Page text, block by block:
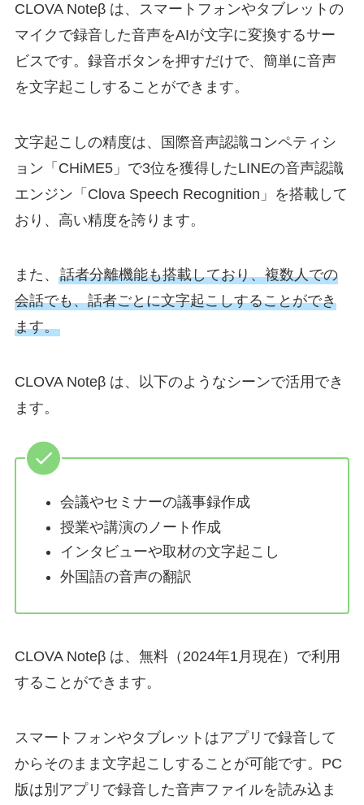
CLOVA Noteβ は、スマートフォンやタブレットの
マイクで録音した音声をAIが文字に変換するサー
ビスです。録音ボタンを押すだけで、簡単に音声
を文字起こしすることができます。
文字起こしの精度は、国際音声認識コンペティシ
ョン「CHiME5」で3位を獲得したLINEの音声認識
エンジン「Clova Speech Recognition」を搭載して
おり、高い精度を誇ります。
また、 話者分離機能も搭載しており、複数人での
会話でも、話者ごとに文字起こしすることができ
ます。
CLOVA Noteβ は、以下のようなシーンで活用でき
ます。
会議やセミナーの議事録作成
授業や講演のノート作成
インタビューや取材の文字起こし
外国語の音声の翻訳
CLOVA Noteβ は、無料（2024年1月現在）で利用
することができます。
スマートフォンやタブレットはアプリで録音して
からそのまま文字起こしすることが可能です。PC
版は別アプリで録音した音声ファイルを読み込ま